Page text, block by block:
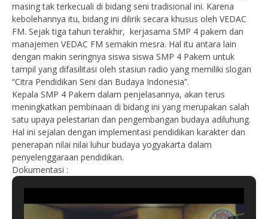
masing tak terkecuali di bidang seni tradisional ini. Karena
kebolehannya itu, bidang ini dilirik secara khusus oleh VEDAC
FM. Sejak tiga tahun terakhir, kerjasama SMP 4 pakem dan
manajemen VEDAC FM semakin mesra. Hal itu antara lain
dengan makin seringnya siswa siswa SMP 4 Pakem untuk
tampil yang difasilitasi oleh stasiun radio yang memiliki slogan
“Citra Pendidikan Seni dan Budaya Indonesia”.
Kepala SMP 4 Pakem dalam penjelasannya, akan terus
meningkatkan pembinaan di bidang ini yang merupakan salah
satu upaya pelestarian dan pengembangan budaya adiluhung.
Hal ini sejalan dengan implementasi pendidikan karakter dan
penerapan nilai nilai luhur budaya yogyakarta dalam
penyelenggaraan pendidikan.
Dokumentasi :